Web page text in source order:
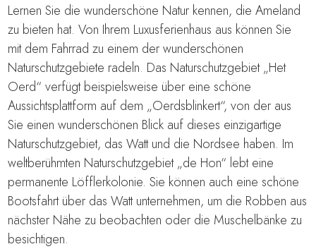
Lernen Sie die wunderschöne Natur kennen, die Ameland
zu bieten hat. Von Ihrem Luxusferienhaus aus können Sie
mit dem Fahrrad zu einem der wunderschönen
Naturschutzgebiete radeln. Das Naturschutzgebiet „Het
Oerd“ verfügt beispielsweise über eine schöne
Aussichtsplattform auf dem „Oerdsblinkert“, von der aus
Sie einen wunderschönen Blick auf dieses einzigartige
Naturschutzgebiet, das Watt und die Nordsee haben. Im
weltberühmten Naturschutzgebiet „de Hon“ lebt eine
permanente Löfflerkolonie. Sie können auch eine schöne
Bootsfahrt über das Watt unternehmen, um die Robben aus
nächster Nähe zu beobachten oder die Muschelbänke zu
besichtigen.